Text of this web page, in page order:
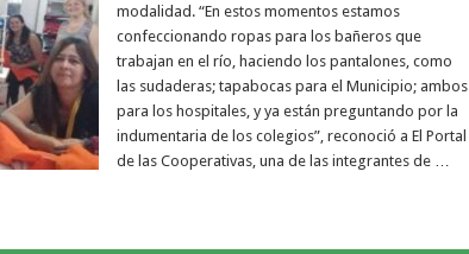
modalidad. “En estos momentos estamos
confeccionando ropas para los bañeros que
trabajan en el río, haciendo los pantalones, como
las sudaderas; tapabocas para el Municipio; ambos
para los hospitales, y ya están preguntando por la
indumentaria de los colegios”, reconoció a El Portal
de las Cooperativas, una de las integrantes de …